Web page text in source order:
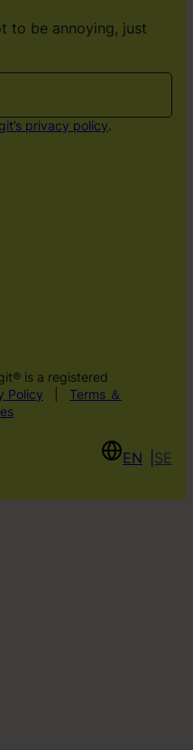
to be annoying, just
privacy policy.
is a registered
Policy
Terms ＆
EN SE